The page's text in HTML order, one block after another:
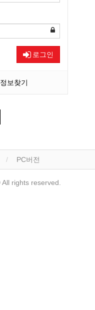
로그인
정보찾기
PC버전
All rights reserved.